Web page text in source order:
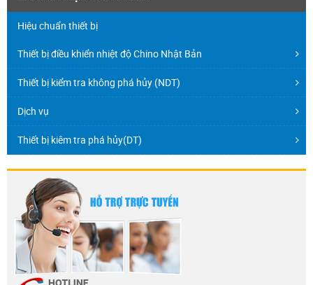
Hiệu chuẩn thiết bị
Thiết bị điều khiển nhiệt độ Chino Nhật Bản
Thiết bị kiểm tra không phá hủy (NDT)
Dịch vụ
Thiết bị kiêm tra phá hủy(DT)